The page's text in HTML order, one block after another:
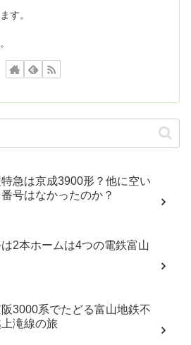
す。
急は京成3900形？他に空い
号はなかったのか？
2本ホームは4つの電鉄富山
3000系でたどる富山地鉄不
滝線の旅